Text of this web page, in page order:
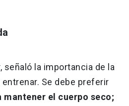
señaló la importancia de la
Se debe preferir
el cuerpo seco;